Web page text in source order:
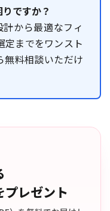
ですか？
から最適なフィ
定までをワンスト
無料相談いただけ
プレゼント